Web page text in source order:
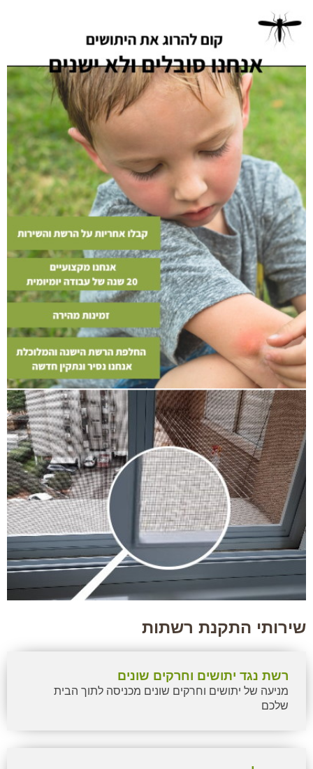
שירותי התקנת רשתות
רשת נגד יתושים וחרקים שונים
מניעה של יתושים וחרקים שונים מכניסה לתוך הבית
שלכם